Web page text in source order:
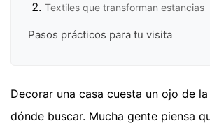
Textiles que transforman estancias
Pasos prácticos para tu visita
Decorar una casa cuesta un ojo de
dónde buscar. Mucha gente piensa